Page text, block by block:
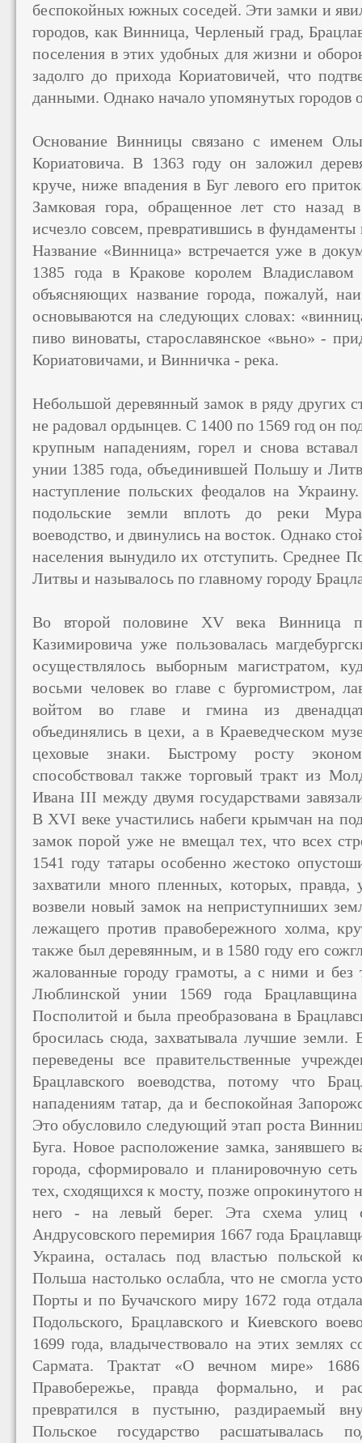
беспокойных южных соседей. Эти замки и
городов, как Винница, Черленый град,
поселения в этих удобных для жизни и
задолго до прихода Кориатовичей, что
данными. Однако начало упомянутых городов
Основание Винницы связано с именем
Кориатовича. В 1363 году он заложил
круче, ниже впадения в Буг левого его
Замковая гора, обращенное лет сто назад
исчезло совсем, превратившись в
Название «Винница» встречается уже в
1385 года в Кракове королем
объясняющих название города, пожалуй,
основываются на следующих словах:
пиво виноваты, старославянское «вьно» -
Кориатовичами, и Винничка - река.
Небольшой деревянный замок в ряду других
не радовал ордынцев. С 1400 по 1569 год он
крупным нападениям, горел и снова
унии 1385 года, объединившей Польшу и
наступление польских феодалов на
подольские земли вплоть до реки
воеводство, и двинулись на восток. Однако
населения вынудило их отступить. Среднее
Литвы и называлось по главному городу
Во второй половине XV века Винница
Казимировича уже пользовалась
осуществлялось выборным магистратом,
восьми человек во главе с бургомистром,
войтом во главе и гмина из
объединялись в цехи, а в Краеведческом
цеховые знаки. Быстрому росту
способствовал также торговый тракт из
Ивана III между двумя государствами
В XVI веке участились набеги крымчан на
замок порой уже не вмещал тех, что всех
1541 году татары особенно жестоко
захватили много пленных, которых, правда,
возвели новый замок на неприступниших
лежащего против правобережного холма,
также был деревянным, и в 1580 году его
жалованные городу грамоты, а с ними и
Люблинской унии 1569 года
Посполитой и была преобразована в
бросилась сюда, захватывала лучшие
переведены все правительственные
Брацлавского воеводства, потому что
нападениям татар, да и беспокойная
Это обусловило следующий этап роста
Буга. Новое расположение замка, занявшего
города, сформировало и планировочную
тех, сходящихся к мосту, позже опрокинутого
него - на левый берег. Эта схема улиц
Андрусовского перемирия 1667 года
Украина, осталась под властью польской
Польша настолько ослабла, что не смогла
Порты и по Бучачского миру 1672 года
Подольского, Брацлавского и Киевского
1699 года, владычествовало на этих землях
Сармата. Трактат «О вечном мире»
Правобережье, правда формально, и
превратился в пустыню, раздираемый
Польское государство расшатывалась